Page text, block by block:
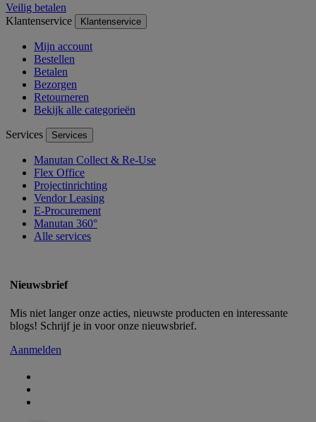
Veilig betalen
Klantenservice
Klantenservice
Mijn account
Bestellen
Betalen
Bezorgen
Retourneren
Bekijk alle categorieën
Services Services
Manutan Collect & Re-Use
Flex Office
Projectinrichting
Vendor Leasing
E-Procurement
Manutan 360°
Alle services
Nieuwsbrief
Mis niet langer onze acties, nieuwste producten en interessante
blogs! Schrijf je in voor onze nieuwsbrief.
Aanmelden